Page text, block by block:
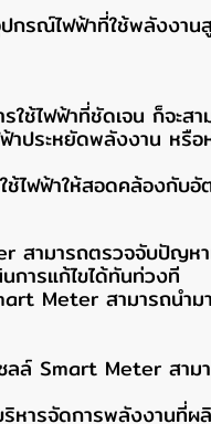
รณ์ไฟฟ้าที่ใช้พลังงาน
ช้ไฟฟ้าที่ชัดเจน ก็จะส
ประหยัดพลังงาน หรือ
ไฟฟ้าให้สอดคล้องกับอั
สามารถตรวจจับปัญหา
การแก้ไขได้ทันท่วงที
Meter สามารถนำม
ลล์ Smart Meter สา
ารจัดการพลังงานที่ผลิ